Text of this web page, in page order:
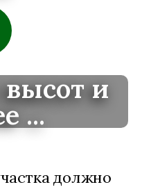
и
...
должно